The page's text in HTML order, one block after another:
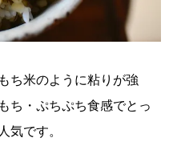
ち米のように粘りが強
ち・ぷちぷち食感でとっ
気です。